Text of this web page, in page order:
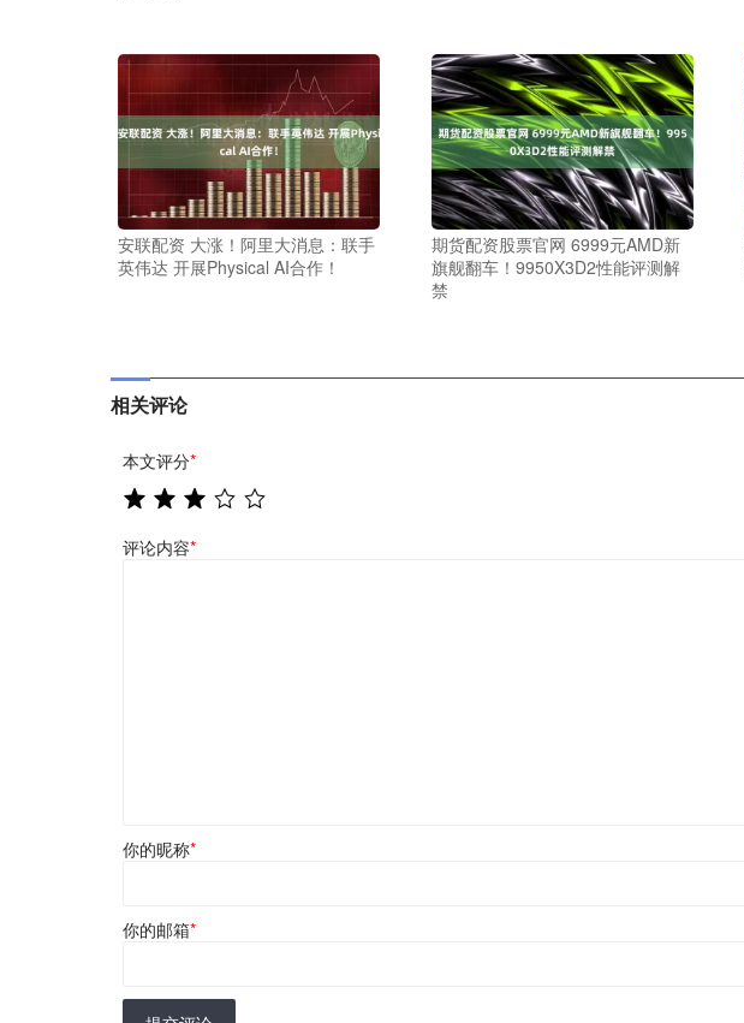
安联配资 大涨！阿里大消息：联手
英伟达 开展Physical AI合作！
期货配资股票官网 6999元AMD新
旗舰翻车！9950X3D2性能评测解
禁
相关评论
本文评分*
评论内容*
你的昵称*
你的邮箱*